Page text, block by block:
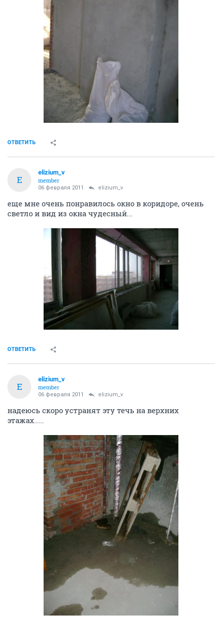
ОТВЕТИТЬ
E
elizium_v
member
06 февраля 2011 elizium_v
еще мне очень понравилось окно в коридоре, очень
светло и вид из окна чудесный...
ОТВЕТИТЬ
E
elizium_v
member
06 февраля 2011 elizium_v
надеюсь скоро устранят эту течь на верхних
этажах.....